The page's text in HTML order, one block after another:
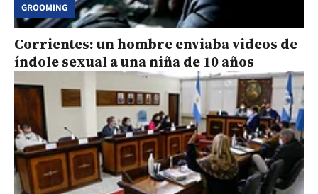
GROOMING
Corrientes: un hombre enviaba videos de
índole sexual a una niña de 10 años